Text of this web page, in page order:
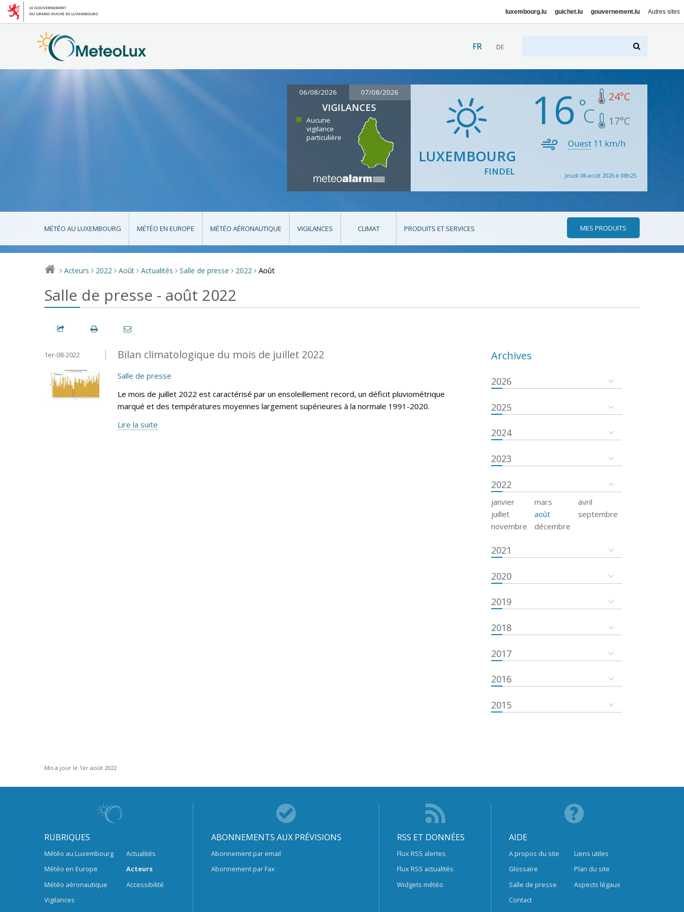
luxembourg.lu guichet.lu gouvernement.lu Autres sites
FR DE
06/08/2026 07/08/2026
VIGILANCES
Aucune
vigilance
particulière
LUXEMBOURG
FINDEL
16 24°C
17°C
Ouest 11 km/h
Jeudi 06 août 2026 à 08h25
MÉTÉO AU LUXEMBOURG MÉTÉO EN EUROPE MÉTÉO AÉRONAUTIQUE VIGILANCES CLIMAT PRODUITS ET SERVICES MES PRODUITS
> Acteurs > 2022 > Août > Actualités > Salle de presse > 2022 > Août
Salle de presse - août 2022
Bilan climatologique du mois de juillet 2022
1er-08-2022
Salle de presse
Le mois de juillet 2022 est caractérisé par un ensoleillement record, un déficit pluviométrique
marqué et des températures moyennes largement supérieures à la normale 1991-2020.
Lire la suite
Archives
2026
2025
2024
2023
2022
janvier mars
avril
juillet
août
septembre
novembre
décembre
2021
2020
2019
2018
2017
2016
2015
Mis à jour le 1er août 2022
RUBRIQUES
Météo au Luxembourg
Météo en Europe
Météo aéronautique
Vigilances
Actualités
Acteurs
Accessibilité
ABONNEMENTS AUX PRÉVISIONS
Abonnement par email
Abonnement par Fax
RSS ET DONNÉES
Flux RSS alertes
Flux RSS actualités
Widgets météo
AIDE
A propos du site
Glossaire
Salle de presse
Contact
Liens utiles
Plan du site
Aspects légaux